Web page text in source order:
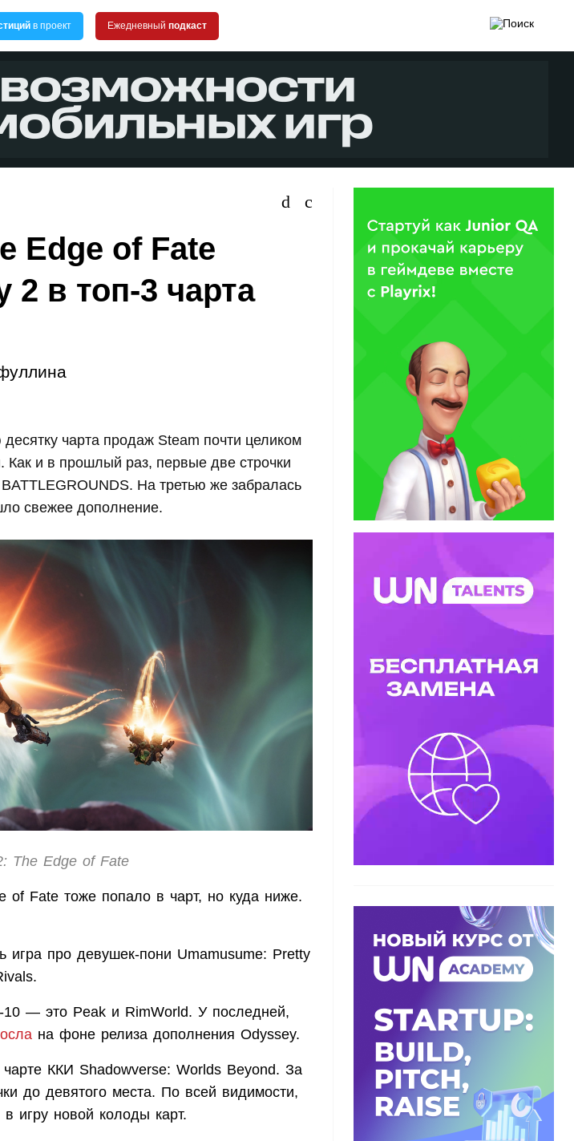
в проект Ежедневный подкаст
Edge of Fate
2 в топ-3 чарта
чарта продаж Steam почти целиком
и в прошлый раз, первые две строчки
На третью же забралась
свежее дополнение.
The Edge of Fate
Fate тоже попало в чарт, но куда ниже.
игра про девушек-пони Umamusume: Pretty
— это Peak и RimWorld. У последней,
на фоне релиза дополнения Odyssey.
ККИ Shadowverse: Worlds Beyond. За
до девятого места. По всей видимости,
игру новой колоды карт.